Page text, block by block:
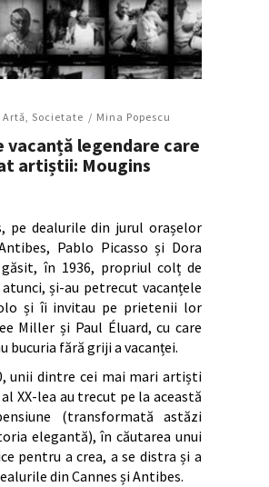
Artǎ, Societate Mina Popescu
vacanță legendare care
artiștii: Mougins
pe dealurile din jurul orașelor
Pablo Picasso și Dora
găsit, în 1936, propriul colț de
atunci, și-au petrecut vacanțele
și îi invitau pe prietenii lor
Miller și Paul Éluard, cu care
bucuria fără griji a vacanței.
unii dintre cei mai mari artiști
XX-lea au trecut pe la această
(transformată astăzi
elegantă), în căutarea unui
pentru a crea, a se distra și a
din Cannes și Antibes.